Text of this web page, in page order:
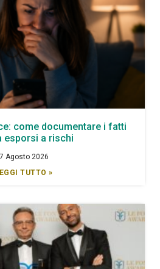
come documentare i fatti
esporsi a rischi
7 Agosto 2026
TUTTO »